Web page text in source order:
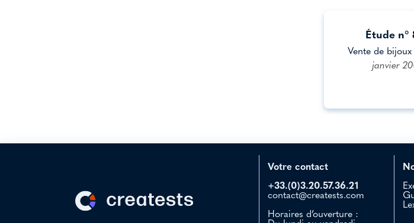
Étude n°
Vente de bijoux
janvier
Votre contact
+33.(0)3.20.57.36.21
contact@creatests.com
Horaires d’ouverture :